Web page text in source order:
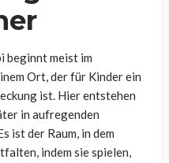
beginnt meist im
Ort, der für Kinder ein
ist. Hier entstehen
in aufregenden
ist der Raum, in dem
indem sie spielen,